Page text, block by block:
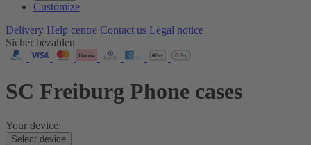
Customize
Delivery Help centre Contact us Legal notice
Sicher bezahlen
SC Freiburg Phone cases
Your device:
Select device